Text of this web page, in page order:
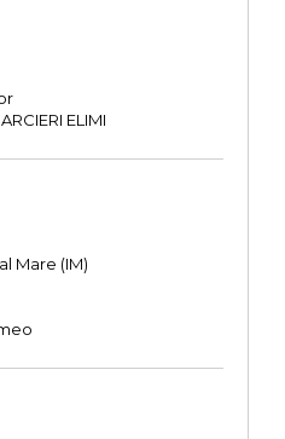
ELIMI
Mare (IM)